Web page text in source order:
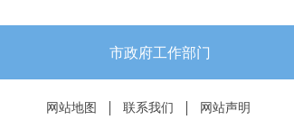
市政府工作部门
网站地图 联系我们 网站声明